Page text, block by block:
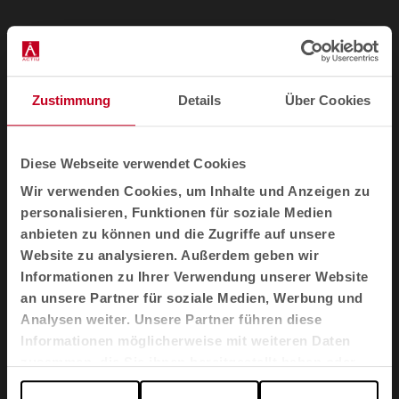
Zustimmung Details Über Cookies
Diese Webseite verwendet Cookies
Wir verwenden Cookies, um Inhalte und Anzeigen zu
personalisieren, Funktionen für soziale Medien
anbieten zu können und die Zugriffe auf unsere
Website zu analysieren. Außerdem geben wir
Informationen zu Ihrer Verwendung unserer Website
an unsere Partner für soziale Medien, Werbung und
Analysen weiter. Unsere Partner führen diese
Informationen möglicherweise mit weiteren Daten
die sie im Rahmen Ihrer Nutzung der Dienste
Über welche Qualitäts- und
Nachhaltigkeitszertifikate verfügen die
Konferenzstühle von Actiu?
Können wir die Farben und Oberflächen
(CMF) der Besprechungsstühle individuell
anpassen, damit sie zum Konzept unseres
Projekts passen?
Sind die Konferenzstühle von Actiu
ergonomisch?